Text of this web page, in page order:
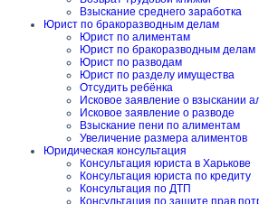
Взыскание среднего заработка
Юрист по бракоразводным делам
Юрист по алиментам
Юрист по бракоразводным делам
Юрист по разводам
Юрист по разделу имущества
Отсудить ребёнка
Исковое заявление о взыскании
Исковое заявление о разводе
Взыскание пени по алиментам
Увеличение размера алиментов
Юридическая консультация
Консультация юриста в Харькове
Консультация юриста по кредиту
Консультация по ДТП
Консультация по защите прав